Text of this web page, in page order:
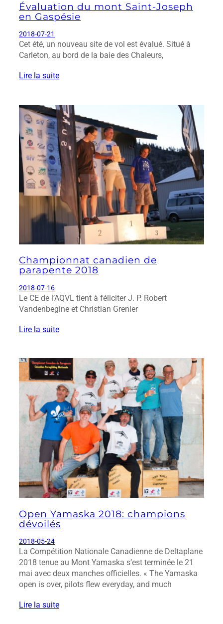
Évaluation du mont Saint-Joseph
en Gaspésie
2018-07-21
Cet été, un nouveau site de vol est évalué. Situé à
Carleton, au bord de la baie des Chaleurs,
Lire la suite
Championnat canadien de
parapente 2018
2018-07-16
Le CE de l’AQVL tient à féliciter J. P. Robert
Vandenbegine et Christian Grenier
Lire la suite
Open Yamaska 2018: champions
dévoilés
2018-05-24
La Compétition Nationale Canadienne de Deltaplane
2018 tenue au Mont Yamaska s’est terminée le 21
mai avec deux manches officielles. « The Yamaska
open is over, pilots flew everyday, and much
Lire la suite